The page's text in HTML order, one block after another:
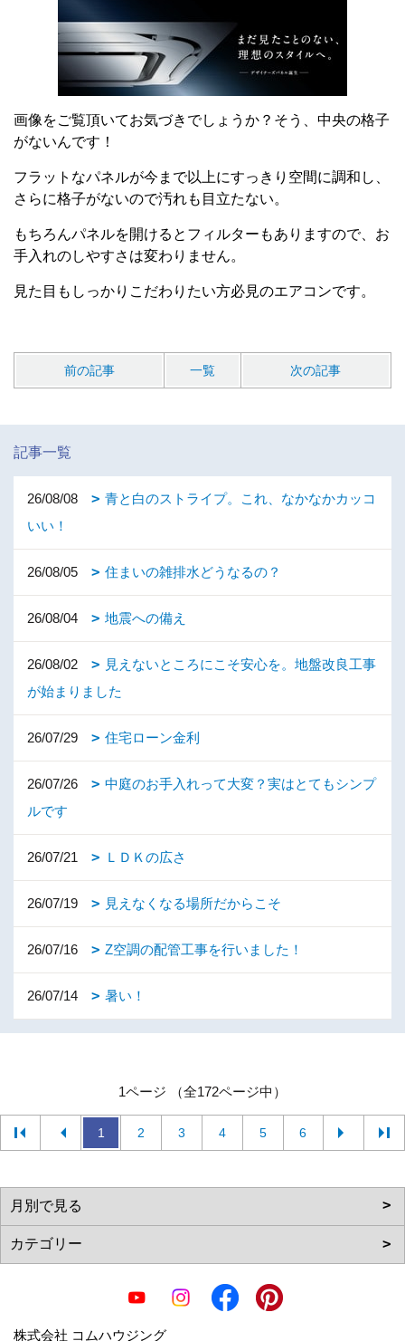
画像をご覧頂いてお気づきでしょうか？そう、中央の格子
がないんです！
フラットなパネルが今まで以上にすっきり空間に調和し、
さらに格子がないので汚れも目立たない。
もちろんパネルを開けるとフィルターもありますので、お
手入れのしやすさは変わりません。
見た目もしっかりこだわりたい方必見のエアコンです。
前の記事 一覧 次の記事
記事一覧
26/08/08
青と白のストライプ。これ、なかなかカッコ
いい！
26/08/05 住まいの雑排水どうなるの？
26/08/04 地震への備え
26/08/02
見えないところにこそ安心を。地盤改良工事
が始まりました
26/07/29 住宅ローン金利
26/07/26
中庭のお手入れって大変？実はとてもシンプ
ルです
26/07/21 ＬＤＫの広さ
26/07/19 見えなくなる場所だからこそ
26/07/16 Z空調の配管工事を行いました！
26/07/14 暑い！
1ページ （全172ページ中）
1 2 3 4 5 6
株式会社 コムハウジング